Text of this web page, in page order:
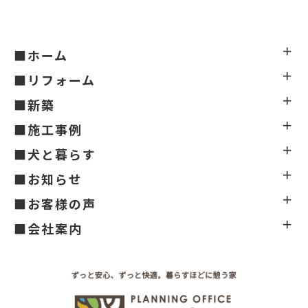
■ホーム
■リフォーム
■新築
■施工事例
■犬と暮らす
■お知らせ
■お客様の声
■会社案内